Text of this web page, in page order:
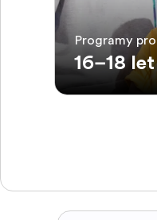
Programy pro
16–18 let